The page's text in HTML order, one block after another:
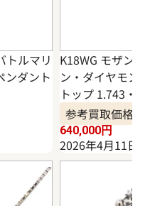
トルマリ
ンダント
K18WG モザン
ン・ダイヤモ
トップ 1.743・
参考買取価格
640,000円
2026年4月11日